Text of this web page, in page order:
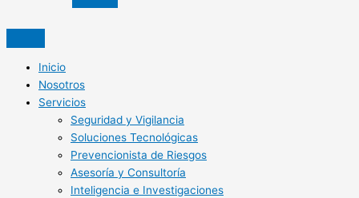
Inicio
Nosotros
Servicios
Seguridad y Vigilancia
Soluciones Tecnológicas
Prevencionista de Riesgos
Asesoría y Consultoría
Inteligencia e Investigaciones